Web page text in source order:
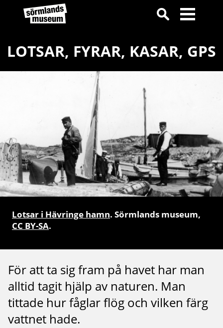
LOTSAR, FYRAR, KASAR, GPS
Lotsar i Hävringe hamn. Sörmlands museum,
CC BY-SA.
För att ta sig fram på havet har man
alltid tagit hjälp av naturen. Man
tittade hur fåglar flög och vilken färg
vattnet hade.